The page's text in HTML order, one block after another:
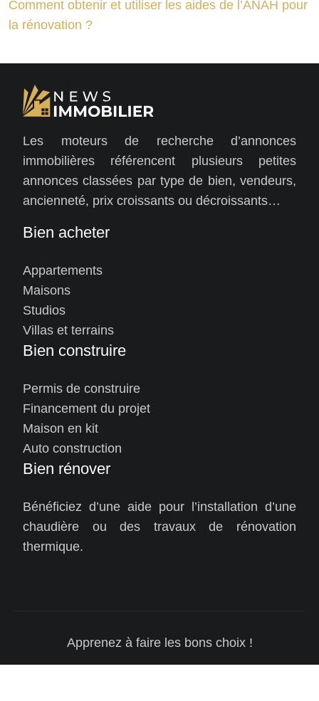
Comment obtenir et utiliser les aides de l’ANAH pour
la rénovation ?
Les moteurs de recherche d’annonces
immobilières référencent plusieurs petites
annonces classées par type de bien, vendeurs,
ancienneté, prix croissants ou décroissants…
Bien acheter
Appartements
Maisons
Studios
Villas et terrains
Bien construire
Permis de construire
Financement du projet
Maison en kit
Auto construction
Bien rénover
Bénéficiez d’une aide pour l’installation d’une
chaudière ou des travaux de rénovation
thermique.
Apprenez à faire les bons choix !